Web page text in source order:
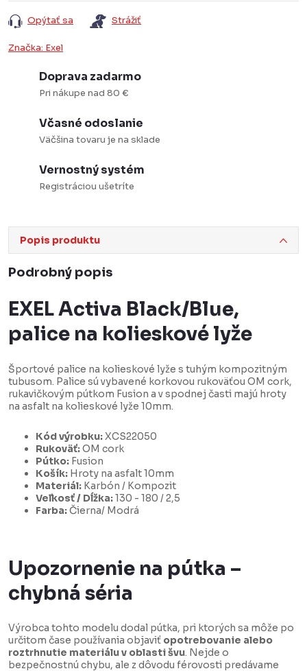
Opýtať sa Strážiť
Značka: Exel
Doprava zadarmo
Pri nákupe nad 80 €
Včasné odoslanie
Väčšina tovaru je na sklade
Vernostný systém
Registráciou ušetríte
Popis produktu
Podrobný popis
EXEL Activa Black/Blue,
palice na kolieskové lyže
Športové palice na kolieskové lyže s tuhým kompozitným
tubusom. Palice sú vybavené korkovou rukoväťou OM cork,
rukavičkovým pútkom Fusion a v spodnej časti majú hroty
na asfalt na kolieskové lyže 10mm.
Kód výrobku:XCS22050
Rukoväť:OM cork
Pútko: Fusion
Košík: Hroty na asfalt 10mm
Materiál: Karbón / Kompozit
Veľkosť / Dĺžka:130 - 180 / 2,5
Farba:Čierna/ Modrá
Upozornenie na pútka –
chybná séria
Výrobca tohto modelu dodal pútka, pri ktorých sa môže po
určitom čase používania objaviť opotrebovanie alebo
roztrhnutie materiálu v oblasti švu. Nejde o
bezpečnostnú chybu, ale z dôvodu férovosti predávame